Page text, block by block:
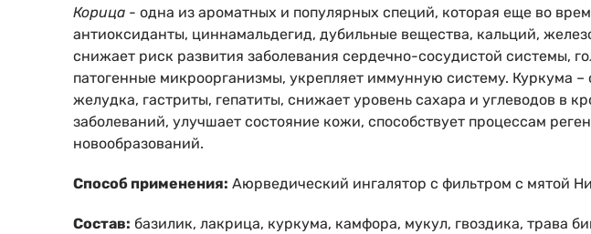
Корица - одна из ароматных и популярных специй, которая еще во
антиоксиданты, циннамальдегид, дубильные вещества, кальций,
снижает риск развития заболевания сердечно-сосудистой системы,
патогенные микроорганизмы, укрепляет иммунную систему. Куркума
желудка, гастриты, гепатиты, снижает уровень сахара и углеводов в
заболеваний, улучшает состояние кожи, способствует процессам
новообразований.
Способ применения: Аюрведический ингалятор с фильтром с мятой
Состав: базилик, лакрица, куркума, камфора, мукул, гвоздика, трава